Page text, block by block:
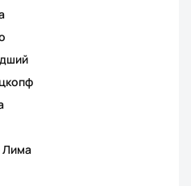
Лима